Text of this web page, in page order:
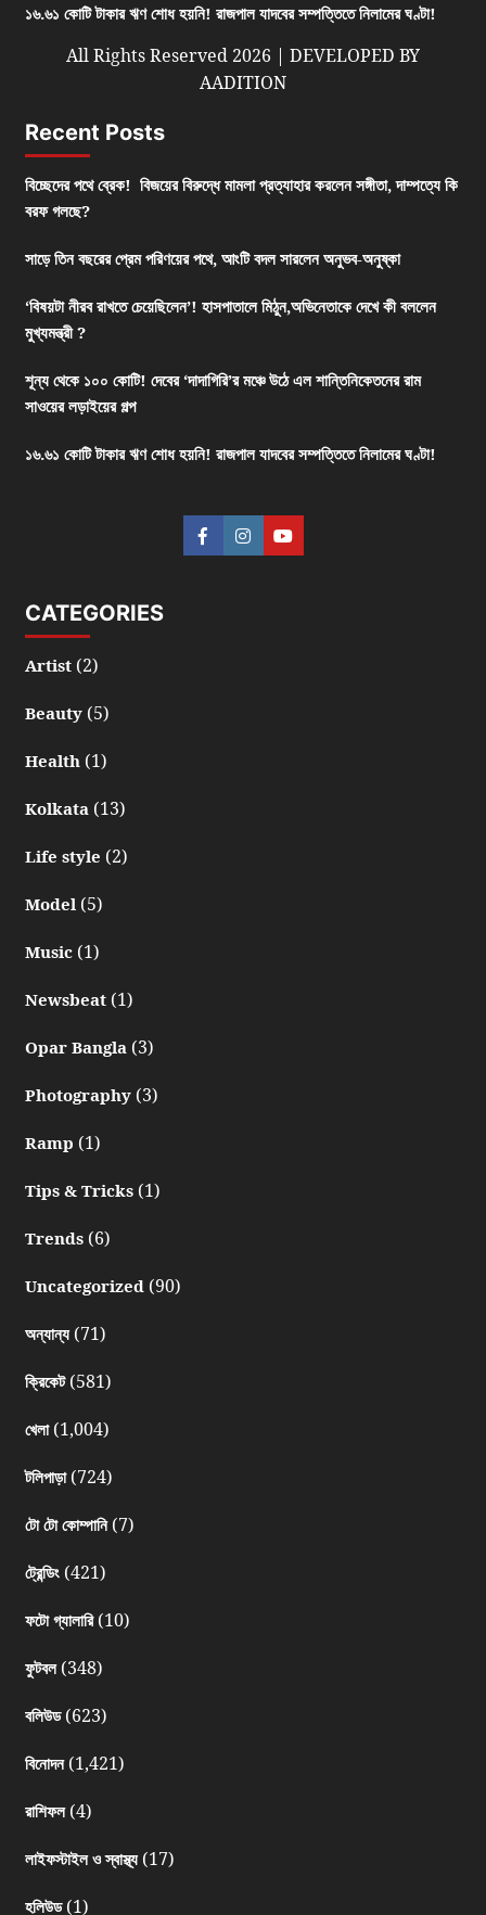
১৬.৬১ কোটি টাকার ঋণ শোধ হয়নি! রাজপাল যাদবের সম্পত্তিতে নিলামের ঘণ্টা!
All Rights Reserved 2026 | DEVELOPED BY
AADITION
Recent Posts
বিচ্ছেদের পথে ব্রেক! বিজয়ের বিরুদ্ধে মামলা প্রত্যাহার করলেন সঙ্গীতা, দাম্পত্যে কি
বরফ গলছে?
সাড়ে তিন বছরের প্রেম পরিণয়ের পথে, আংটি বদল সারলেন অনুভব-অনুষ্কা
‘বিষয়টা নীরব রাখতে চেয়েছিলেন’! হাসপাতালে মিঠুন,অভিনেতাকে দেখে কী বললেন
মুখ্যমন্ত্রী ?
শূন্য থেকে ১০০ কোটি! দেবের ‘দাদাগিরি’র মঞ্চে উঠে এল শান্তিনিকেতনের রাম
সাওয়ের লড়াইয়ের গল্প
১৬.৬১ কোটি টাকার ঋণ শোধ হয়নি! রাজপাল যাদবের সম্পত্তিতে নিলামের ঘণ্টা!
CATEGORIES
Artist(2)
Beauty(5)
Health(1)
Kolkata(13)
Life style (2)
Model(5)
Music(1)
Newsbeat(1)
Opar Bangla(3)
Photography(3)
Ramp (1)
Tips & Tricks(1)
Trends(6)
Uncategorized(90)
অন্যান্য(71)
ক্রিকেট(581)
খেলা(1,004)
টলিপাড়া(724)
টো টো কোম্পানি(7)
ট্রেন্ডিং(421)
ফটো গ্যালারি(10)
ফুটবল(348)
বলিউড(623)
বিনোদন(1,421)
রাশিফল(4)
লাইফস্টাইল ও স্বাস্থ্য(17)
হলিউড(1)